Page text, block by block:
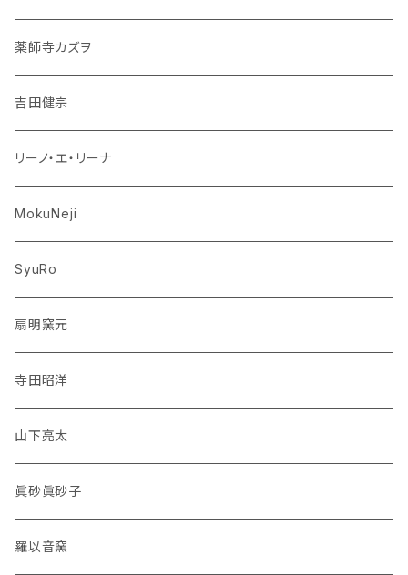
薬師寺カズヲ
吉田健宗
リーノ・エ・リーナ
MokuNeji
SyuRo
扇明窯元
寺田昭洋
山下亮太
眞砂眞砂子
羅以音窯